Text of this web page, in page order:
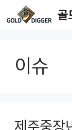
to
골
이슈
제주중장